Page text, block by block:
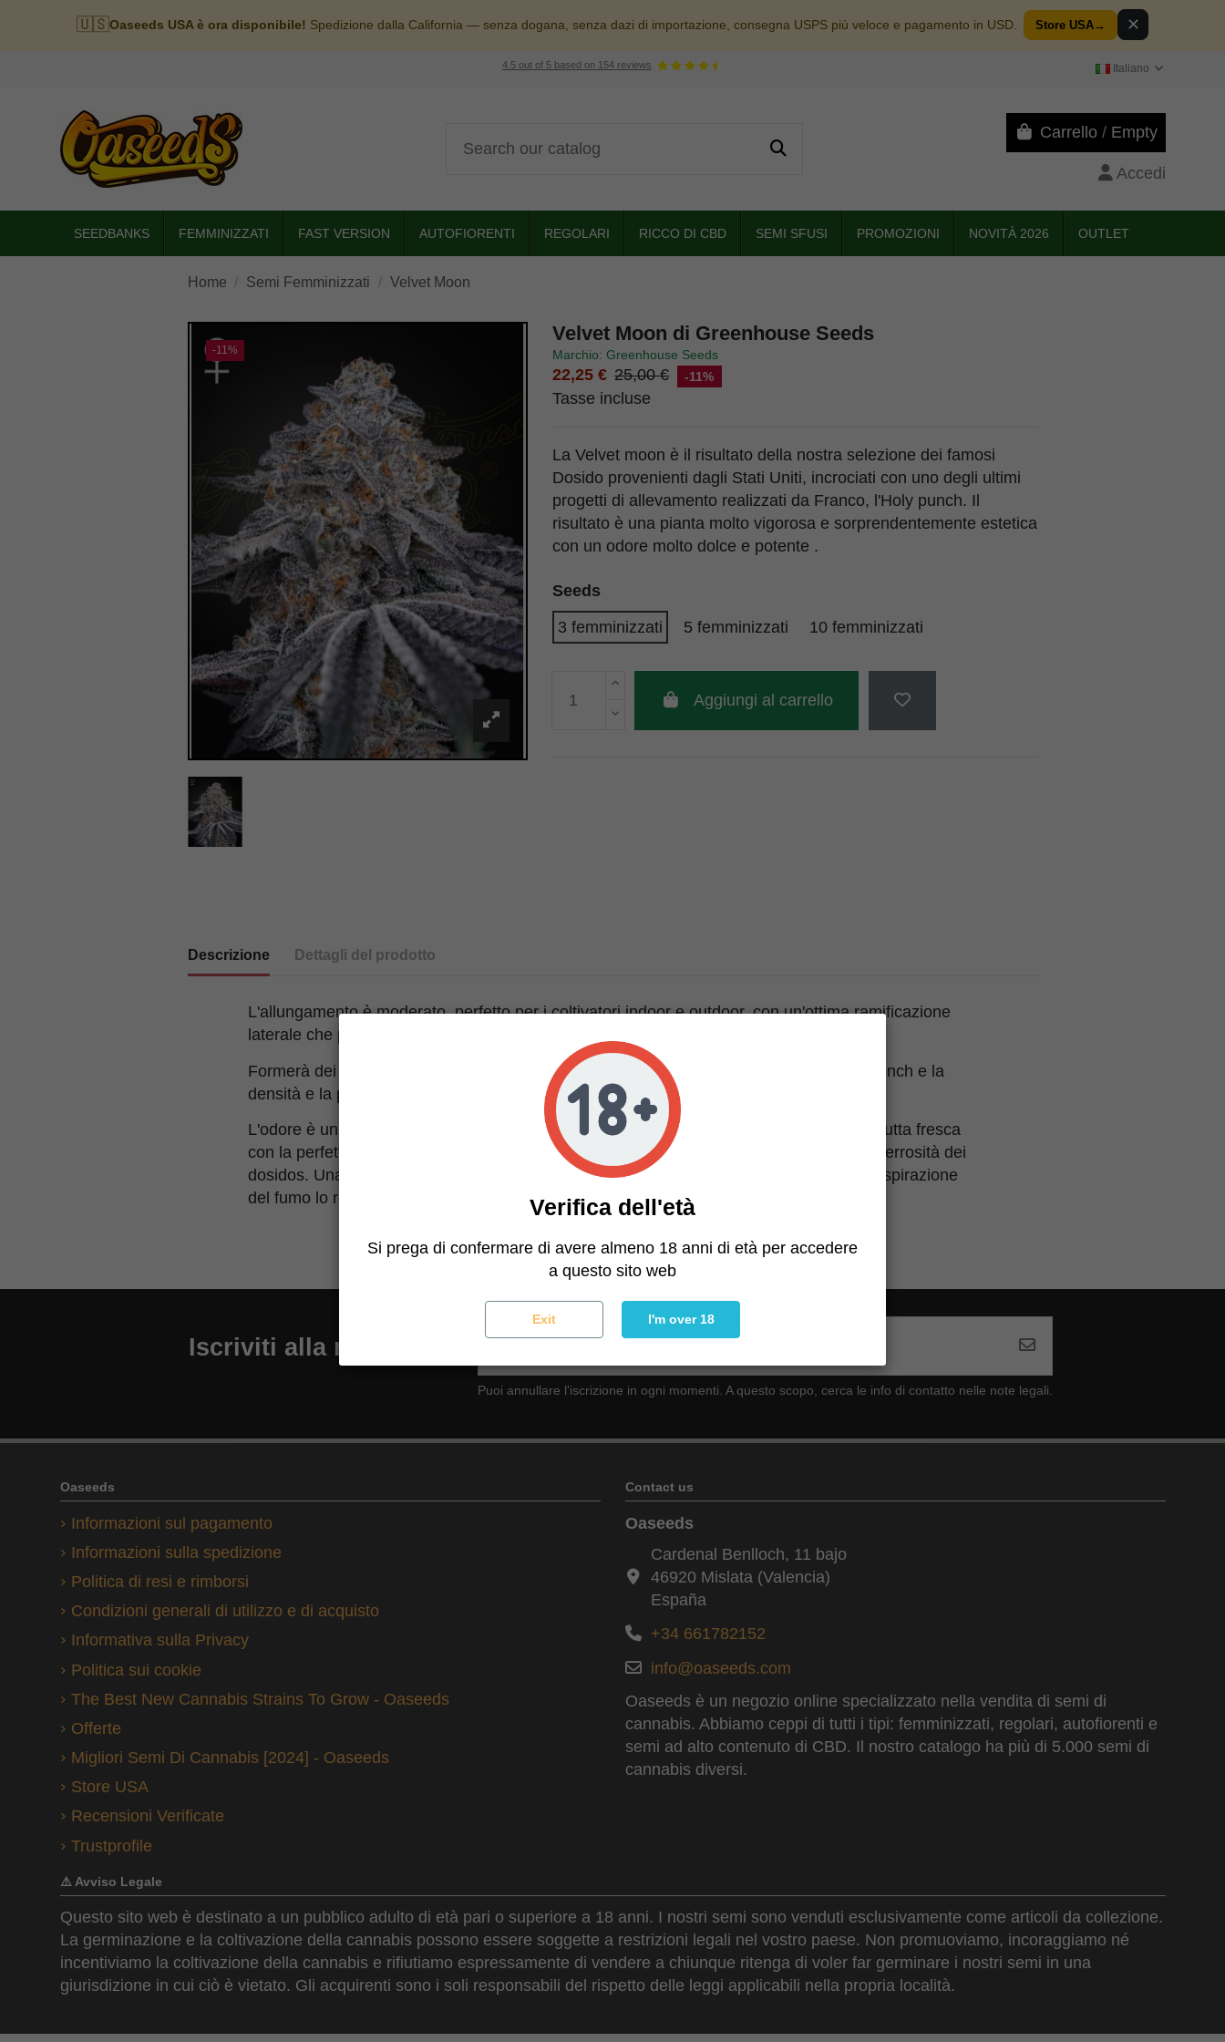
🇺🇸Oaseeds USA è ora disponibile! Spedizione dalla California — senza dogana, senza dazi di importazione, consegna USPS più veloce e pagamento in USD. Store USA→ ✕
4.5 out of 5 based on 154 reviews Italiano
Carrello / Empty
Accedi
SEEDBANKS FEMMINIZZATI FAST VERSION AUTOFIORENTI REGOLARI RICCO DI CBD SEMI SFUSI PROMOZIONI NOVITÀ 2026 OUTLET
Home Semi Femminizzati Velvet Moon
-11%
Velvet Moon di Greenhouse Seeds
Marchio: Greenhouse Seeds
22,25 € 25,00 € -11%
Tasse incluse
La Velvet moon è il risultato della nostra selezione dei famosi
Dosido provenienti dagli Stati Uniti, incrociati con uno degli ultimi
progetti di allevamento realizzati da Franco, l'Holy punch. Il
risultato è una pianta molto vigorosa e sorprendentemente estetica
con un odore molto dolce e potente .
Seeds
3 femminizzati
5 femminizzati 10 femminizzati
Aggiungi al carrello
Descrizione Dettagli del prodotto
L'allungamento è moderato, perfetto per i coltivatori indoor e outdoor, con un'ottima ramificazione
laterale che può rimanere stabile senza supporto fino alla fine della fioritura.
Formerà dei fiori rotondi belli e molto compatti con il grande calice rotondo della Holy Punch e la
densità e la produzione di resina della Dosidos.
L'odore è un perfetto equilibrio di entrambi i genitori, ha la dolcezza pungente come la frutta fresca
con la perfetta maturazione del santo punch, combinata con un po' di acido di limone e terrosità dei
dosidos. Una perfetta combinazione di acidità e dolcezza con la cremosa terrosità dell'espirazione
del fumo lo rendono un fumo davvero saporito.
Iscriviti alla newsletter
Puoi annullare l'iscrizione in ogni momenti. A questo scopo, cerca le info di contatto nelle note legali.
Oaseeds
Informazioni sul pagamento
Informazioni sulla spedizione
Politica di resi e rimborsi
Condizioni generali di utilizzo e di acquisto
Informativa sulla Privacy
Politica sui cookie
The Best New Cannabis Strains To Grow - Oaseeds
Offerte
Migliori Semi Di Cannabis [2024] - Oaseeds
Store USA
Recensioni Verificate
Trustprofile
Contact us
Oaseeds
Cardenal Benlloch, 11 bajo
46920 Mislata (Valencia)
España
+34 661782152
info@oaseeds.com
Oaseeds è un negozio online specializzato nella vendita di semi di
cannabis. Abbiamo ceppi di tutti i tipi: femminizzati, regolari, autofiorenti e
semi ad alto contenuto di CBD. Il nostro catalogo ha più di 5.000 semi di
cannabis diversi.
Verifica dell'età
Si prega di confermare di avere almeno 18 anni di età per accedere
a questo sito web
Exit I'm over 18
⚠️ Avviso Legale
Questo sito web è destinato a un pubblico adulto di età pari o superiore a 18 anni. I nostri semi sono venduti esclusivamente come articoli da collezione.
La germinazione e la coltivazione della cannabis possono essere soggette a restrizioni legali nel vostro paese. Non promuoviamo, incoraggiamo né
incentiviamo la coltivazione della cannabis e rifiutiamo espressamente di vendere a chiunque ritenga di voler far germinare i nostri semi in una
giurisdizione in cui ciò è vietato. Gli acquirenti sono i soli responsabili del rispetto delle leggi applicabili nella propria località.